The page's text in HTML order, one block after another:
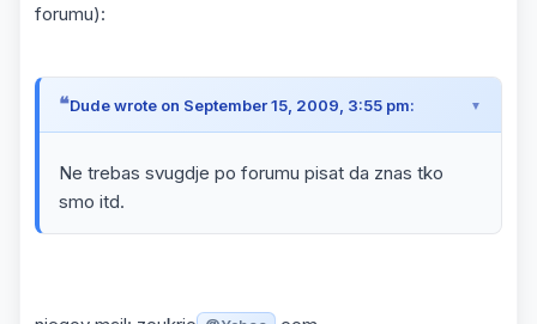
forumu):
Dude wrote on September 15, 2009, 3:55 pm:
Ne trebas svugdje po forumu pisat da znas tko
smo itd.